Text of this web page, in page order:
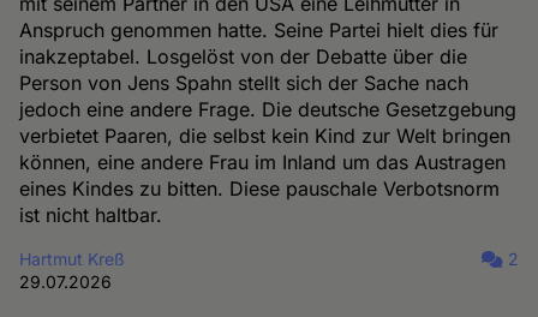
Anspruch genommen hatte. Seine Partei hielt dies für
inakzeptabel. Losgelöst von der Debatte über die
Person von Jens Spahn stellt sich der Sache nach
jedoch eine andere Frage. Die deutsche Gesetzgebung
verbietet Paaren, die selbst kein Kind zur Welt bringen
können, eine andere Frau im Inland um das Austragen
eines Kindes zu bitten. Diese pauschale Verbotsnorm
ist nicht haltbar.
Hartmut Kreß
29.07.2026
2